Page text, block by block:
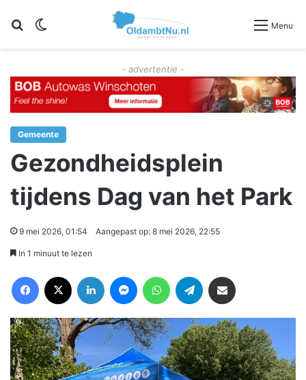
Zoeken Menu
- advertentie -
Gemeente
Gezondheidsplein
tijdens Dag van het Park
9 mei 2026, 01:54 Aangepast op: 8 mei 2026, 22:55
In 1 minuut te lezen